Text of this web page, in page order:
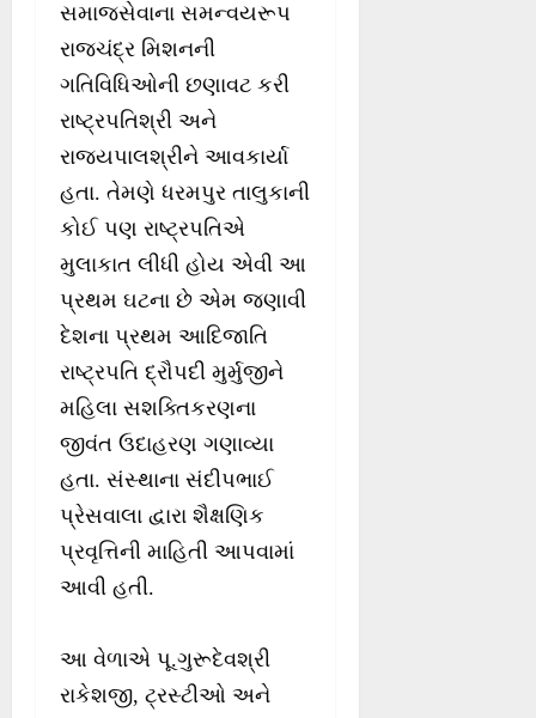
સમાજસેવાના સમન્વયરૂપ
રાજચંદ્ર મિશનની
ગતિવિધિઓની છણાવટ કરી
રાષ્ટ્રપતિશ્રી અને
રાજ્યપાલશ્રીને આવકાર્યા
હતા. તેમણે ધરમપુર તાલુકાની
કોઈ પણ રાષ્ટ્રપતિએ
મુલાકાત લીધી હોય એવી આ
પ્રથમ ઘટના છે એમ જણાવી
દેશના પ્રથમ આદિજાતિ
રાષ્ટ્રપતિ દ્રૌપદી મુર્મુજીને
મહિલા સશક્તિકરણના
જીવંત ઉદાહરણ ગણાવ્યા
હતા. સંસ્થાના સંદીપભાઈ
પ્રેસવાલા દ્વારા શૈક્ષણિક
પ્રવૃત્તિની માહિતી આપવામાં
આવી હતી.
આ વેળાએ પૂ.ગુરૂદેવશ્રી
રાકેશજી, ટ્રસ્ટીઓ અને